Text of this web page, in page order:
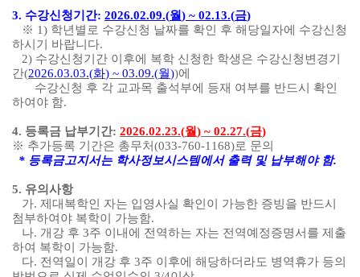
3. 수강신청기간: 2026.02.09.(월) ~ 02.13.(금)
※ 1) 학년별로 수강신청 날짜를 확인 후 해당일자에 수강신청
하시기 바랍니다.
2) 수강신청기간 이후에 복학 신청한 학생은 수강신청변경기
간(2026.03.03.(화) ~ 03.09.(월))에
수강신청 후 각 교과목 출석부에 등재 여부를 반드시 확인
하여야 함.
4. 등록금 납부기간: 2026.02.23.(월) ~ 02.27.(금)
※ 추가등록 기간은 총무처(033-760-1168)로 문의
* 등록금고지서는 학사정보시스템에서 출력 및 납부해야 함.
5. 유의사항
가. 제대복학인 자는 입영사실 확인이 가능한 증빙을 반드시
첨부하여야 복학이 가능함.
나. 개강 후 3주 이내에 전역하는 자는 전역예정증명서를 제출
하여 복학이 가능함.
다. 전역일이 개강 후 3주 이후에 해당하더라도 병역휴가 등의